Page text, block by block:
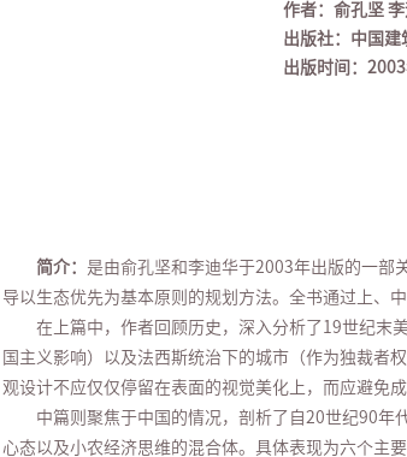
作者：俞孔坚
出版社：中国建
出版时间： 2003
简介： 是由俞孔坚和李迪华于2003年出版的一部
导以生态优先为基本原则的规划方法。全书通过上、
在上篇中，作者回顾历史，深入分析了19世纪末
国主义影响）以及法西斯统治下的城市（作为独裁者
观设计不应仅仅停留在表面的视觉美化上，而应避免
中篇则聚焦于中国的情况，剖析了自20世纪90年
心态以及小农经济思维的混合体。具体表现为六个主